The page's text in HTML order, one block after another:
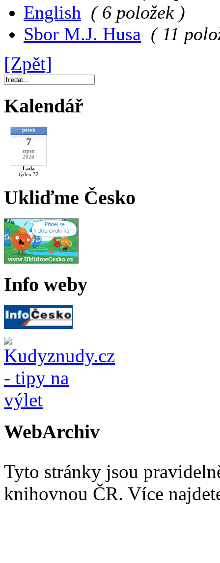
English ( 6 položek )
Sbor M.J. Husa ( 11
[Zpět]
Kalendář
pátek
7
srpen
2026
Lada
týden 32
Ukliďme Česko
Info weby
WebArchiv
Tyto stránky jsou
knihovnou ČR. Více